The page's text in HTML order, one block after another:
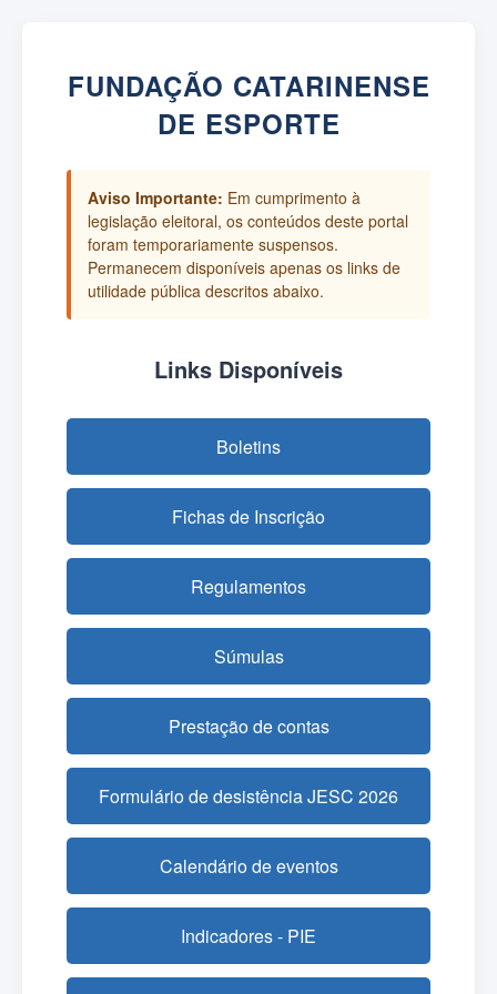
FUNDAÇÃO CATARINENSE
DE ESPORTE
Aviso Importante: Em cumprimento à
legislação eleitoral, os conteúdos deste portal
foram temporariamente suspensos.
Permanecem disponíveis apenas os links de
utilidade pública descritos abaixo.
Links Disponíveis
Boletins
Fichas de Inscrição
Regulamentos
Súmulas
Prestação de contas
Formulário de desistência JESC 2026
Calendário de eventos
Indicadores - PIE